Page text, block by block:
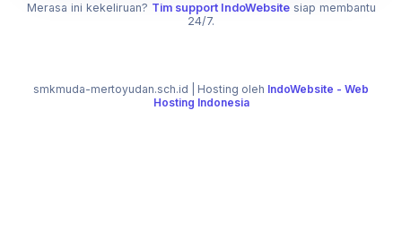
Merasa ini kekeliruan? Tim support IndoWebsitesiap membantu
24/7.
smkmuda-mertoyudan.sch.id | Hosting oleh IndoWebsite - Web
Hosting Indonesia